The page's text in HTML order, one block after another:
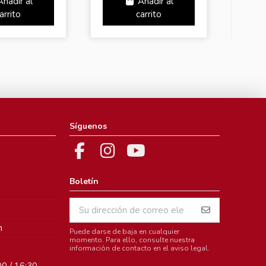
carrito
Síguenos
Boletín
Puede darse de baja en cualquier
momento. Para ello, consulte nuestra
información de contacto en el aviso legal.